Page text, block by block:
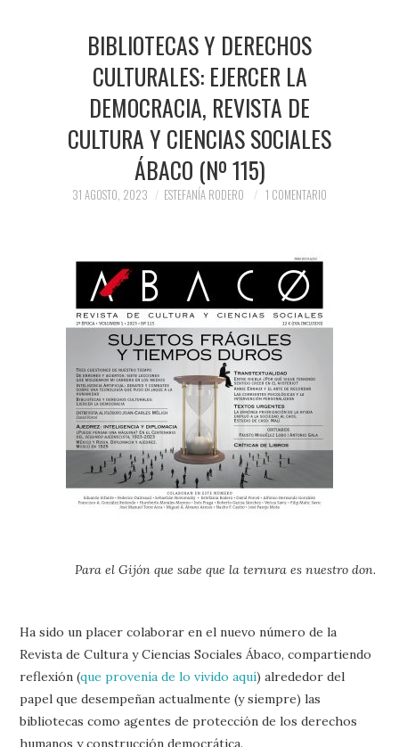
BIBLIOTECAS Y DERECHOS
CULTURALES: EJERCER LA
DEMOCRACIA, REVISTA DE
CULTURA Y CIENCIAS SOCIALES
ÁBACO (Nº 115)
31 AGOSTO, 2023 ESTEFANÍA RODERO 1 COMENTARIO
Para el Gijón que sabe que la ternura es nuestro don.
Ha sido un placer colaborar en el nuevo número de la
Revista de Cultura y Ciencias Sociales Ábaco, compartiendo
reflexión (que provenía de lo vivido aquí) alrededor del
papel que desempeñan actualmente (y siempre) las
bibliotecas como agentes de protección de los derechos
humanos y construcción democrática.